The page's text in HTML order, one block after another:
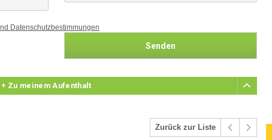
Datenschutzbestimmungen
+ Zu meinem Aufenthalt
Zurück zur Liste